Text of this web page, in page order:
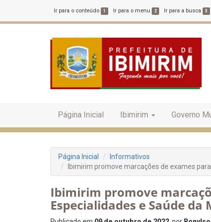
Ir para o conteúdo 1 Ir para o menu 2 Ir para a busca 3
Página Inicial Ibimirim Governo
Página Inicial
Informativos
Ibimirim promove marcações de exames
Ibimirim promove
Especialidades e Saúde da